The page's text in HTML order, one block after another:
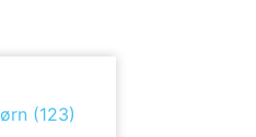
(123)